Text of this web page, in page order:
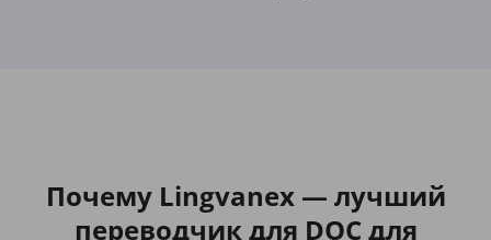
Почему Lingvanex — лучший
переводчик для DOC для